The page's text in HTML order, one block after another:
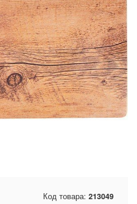
Код товара: 213049